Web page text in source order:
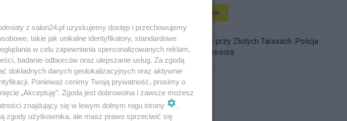
Głos Regionów
Brutalny atak przy Złotych Tarasach. Policja
namierza agresora
z salon24.pl uzyskujemy dostęp i przechowujemy
takie jak unikalne identyfikatory, standardowe
w celu zapewniania spersonalizowanych reklam,
badanie odbiorców oraz ulepszanie usług. Za zgodą
dokładnych danych geolokalizacyjnych oraz aktywnie
Ponieważ cenimy Twoją prywatność, prosimy o
„Akceptuję”. Zgoda jest dobrowolna i zawsze możesz
znajdujący się w lewym dolnym rogu strony
.
zgody użytkownika, ale masz prawo sprzeciwić się